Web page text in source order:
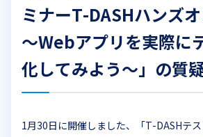
ミナーT-DASHハンズ
～Webアプリを実際に
化してみよう～」の質
1月30日に開催しました、「T-DASHテ